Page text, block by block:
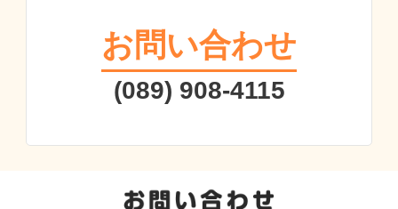
お問い合わせ
(089) 908-4115